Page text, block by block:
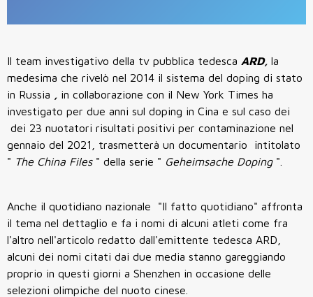
Il team investigativo della tv pubblica tedesca ARD, la
medesima che rivelò nel 2014 il sistema del doping di stato
in Russia
in collaborazione con il New York Times ha
investigato per due anni sul doping in Cina e sul caso dei
dei 23 nuotatori risultati positivi per contaminazione nel
gennaio del 2021, trasmetterà un documentario intitolato
" The China Files " della serie " Geheimsache Doping ".
Anche il quotidiano nazionale "Il fatto quotidiano" affronta
il tema nel dettaglio e fa i nomi di alcuni atleti come fra
l'altro nell'articolo redatto dall'emittente tedesca ARD,
alcuni dei nomi citati dai due media stanno gareggiando
proprio in questi giorni a Shenzhen in occasione delle
selezioni olimpiche del nuoto cinese.